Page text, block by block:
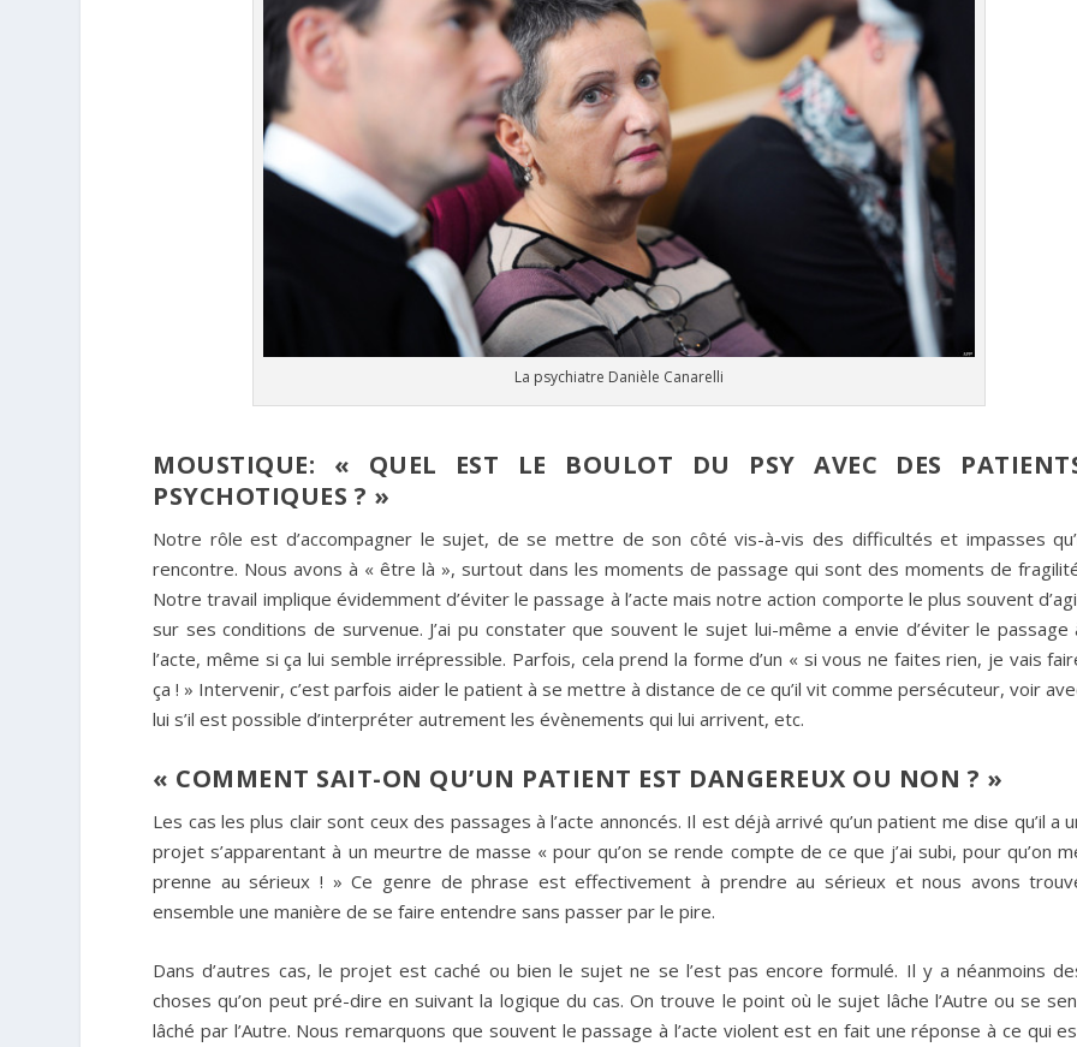
La psychiatre Danièle Canarelli
MOUSTIQUE: « QUEL EST LE BOULOT DU PSY AVEC DES
PSYCHOTIQUES ? »
Notre rôle est d’accompagner le sujet, de se mettre de son côté vis-à-vis des difficultés et impasses
rencontre. Nous avons à « être là », surtout dans les moments de passage qui sont des moments de
Notre travail implique évidemment d’éviter le passage à l’acte mais notre action comporte le plus souvent
sur ses conditions de survenue. J’ai pu constater que souvent le sujet lui-même a envie d’éviter le passage
l’acte, même si ça lui semble irrépressible. Parfois, cela prend la forme d’un « si vous ne faites rien, je vais
ça ! » Intervenir, c’est parfois aider le patient à se mettre à distance de ce qu’il vit comme persécuteur, voir
lui s’il est possible d’interpréter autrement les évènements qui lui arrivent, etc.
« COMMENT SAIT-ON QU’UN PATIENT EST DANGEREUX OU NON ? »
Les cas les plus clair sont ceux des passages à l’acte annoncés. Il est déjà arrivé qu’un patient me dise qu’il a
projet s’apparentant à un meurtre de masse « pour qu’on se rende compte de ce que j’ai subi, pour qu’on
prenne au sérieux ! » Ce genre de phrase est effectivement à prendre au sérieux et nous avons
ensemble une manière de se faire entendre sans passer par le pire.
Dans d’autres cas, le projet est caché ou bien le sujet ne se l’est pas encore formulé. Il y a néanmoins
choses qu’on peut pré-dire en suivant la logique du cas. On trouve le point où le sujet lâche l’Autre ou se
lâché par l’Autre. Nous remarquons que souvent le passage à l’acte violent est en fait une réponse à ce qui